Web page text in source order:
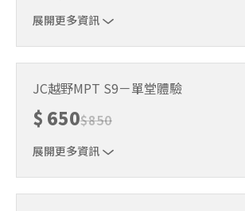
展開更多資訊
JC越野MPT S9－單堂體驗
$ 650$850
展開更多資訊